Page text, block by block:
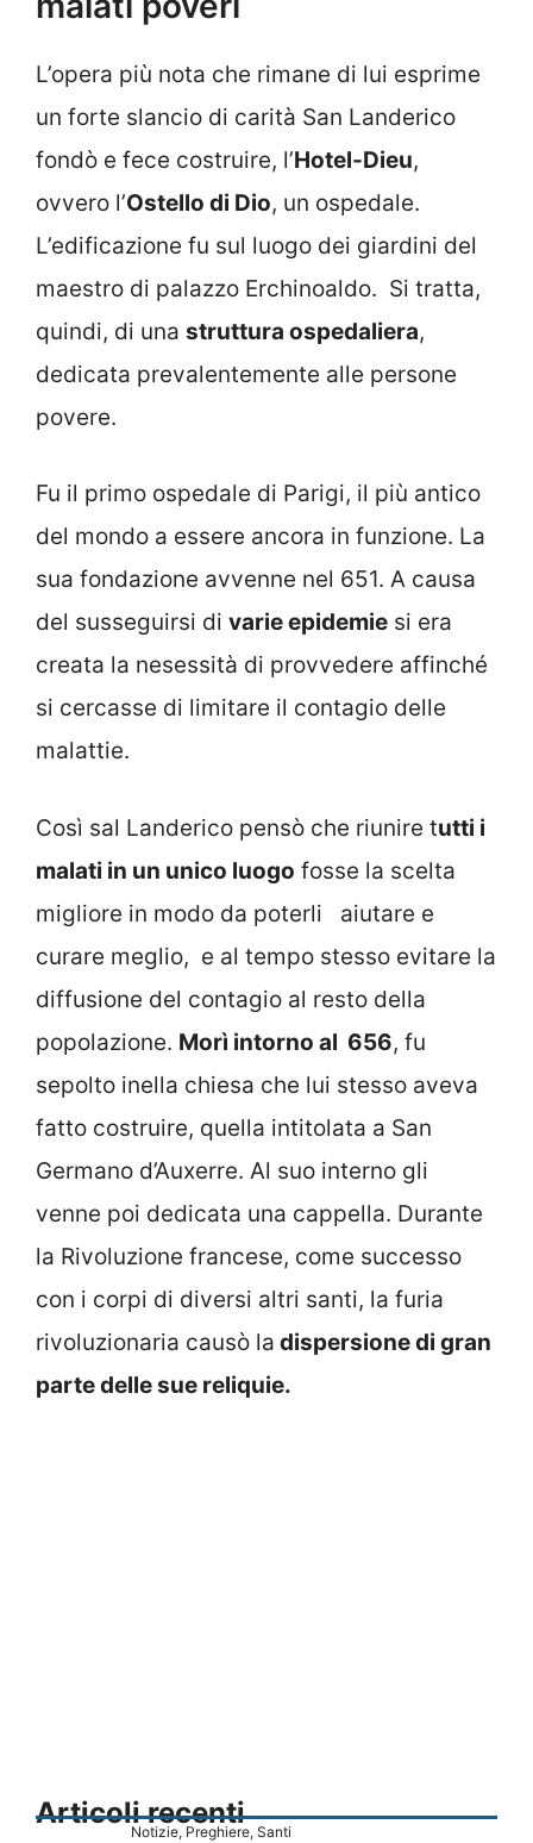
L’opera più nota che rimane di lui esprime
un forte slancio di carità San Landerico
fondò e fece costruire, l’Hotel-Dieu,
ovvero l’Ostello di Dio, un ospedale.
L’edificazione fu sul luogo dei giardini del
maestro di palazzo Erchinoaldo. Si tratta,
quindi, di una struttura ospedaliera,
dedicata prevalentemente alle persone
povere.
Fu il primo ospedale di Parigi, il più antico
del mondo a essere ancora in funzione. La
sua fondazione avvenne nel 651. A causa
del susseguirsi di varie epidemie si era
creata la nesessità di provvedere affinché
si cercasse di limitare il contagio delle
malattie.
Così sal Landerico pensò che riunire tutti i
malati in un unico luogo fosse la scelta
migliore in modo da poterli aiutare e
curare meglio, e al tempo stesso evitare la
diffusione del contagio al resto della
popolazione. Morì intorno al 656, fu
sepolto inella chiesa che lui stesso aveva
fatto costruire, quella intitolata a San
Germano d’Auxerre. Al suo interno gli
venne poi dedicata una cappella. Durante
la Rivoluzione francese, come successo
con i corpi di diversi altri santi, la furia
rivoluzionaria causò la dispersione di gran
parte delle sue reliquie.
Articoli recenti
Notizie, Preghiere, Santi